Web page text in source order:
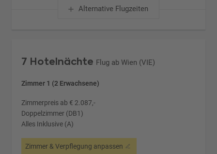
Alternative Flugzeiten
7 Hotelnächte Flug ab Wien (VIE)
Zimmer 1 (2 Erwachsene)
Zimmerpreis ab € 2.087,-
Doppelzimmer (DB1)
Alles Inklusive (A)
Zimmer & Verpflegung anpassen